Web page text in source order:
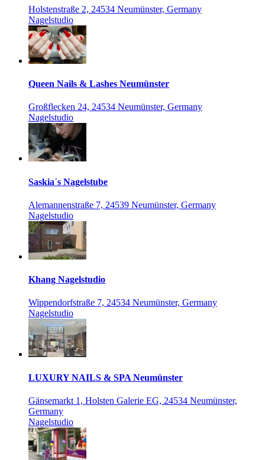
Holstenstraße 2, 24534 Neumünster, Germany
Nagelstudio
Queen Nails & Lashes Neumünster
Großflecken 24, 24534 Neumünster, Germany
Nagelstudio
Saskia´s Nagelstube
Alemannenstraße 7, 24539 Neumünster, Germany
Nagelstudio
Khang Nagelstudio
Wippendorfstraße 7, 24534 Neumünster, Germany
Nagelstudio
LUXURY NAILS & SPA Neumünster
Gänsemarkt 1, Holsten Galerie EG, 24534 Neumünster,
Germany
Nagelstudio